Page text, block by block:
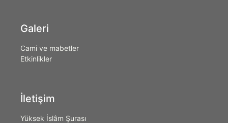
Galeri
Cami ve mabetler
Etkinlikler
İletişim
Yüksek İslâm Şurası